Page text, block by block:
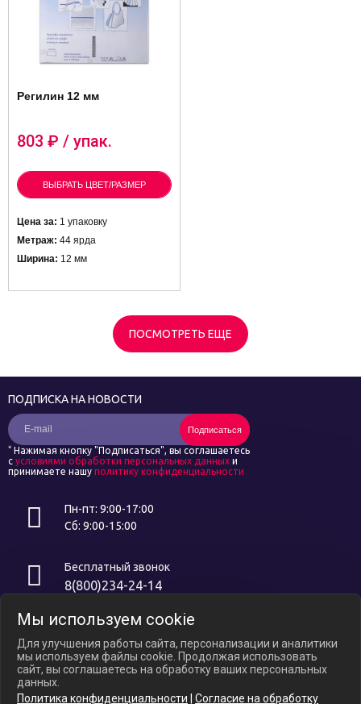
Регилин 12 мм
803 ₽ / упак.
ВЫБРАТЬ ЦВЕТ/РАЗМЕР
Цена за: 1 упаковку
Метраж: 44 ярда
Ширина: 12 мм
ПОСМОТРЕТЬ ЕЩЕ
Пн-пт: 9:00-17:00
Сб: 9:00-15:00
Бесплатный звонок
8(800)234-24-14
Интернет ресурс носит исключительно информационный характер и
437 ГК РФ. В связи с ослаблением курса российского рубля цены на
сайте могут варьироваться, уточняйте актуальные цены у
менеджеров по телефону.
ПОДПИСКА НА НОВОСТИ
Подписаться
* Нажимая кнопку "Подписаться", вы соглашаетесь
с условиями обработки персональных данных и
принимаете нашу политику конфиденциальности
Мы используем cookie
Для улучшения работы сайта, персонализации и аналитики
мы используем файлы cookie. Продолжая использовать
сайт, вы соглашаетесь на обработку ваших персональных
данных.
Политика конфиденциальности
Согласие на обработку